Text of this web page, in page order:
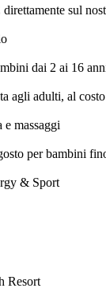
sul
dai 2 ai 16
agli adulti, al
massaggi
per bambini
& Sport
Resort